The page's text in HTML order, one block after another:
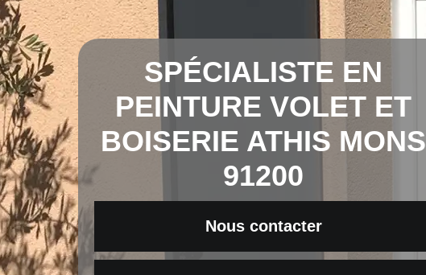
SPÉCIALISTE EN
PEINTURE VOLET ET
BOISERIE ATHIS MONS
91200
Nous contacter